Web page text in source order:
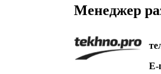
Менеджер
E-